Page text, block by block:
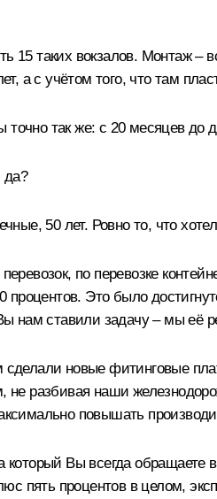
15 таких вокзалов. Монтаж –
а с учётом того, что там
так же: с 20 месяцев до
да?
50 лет. Ровно то, что
по перевозке
процентов. Это было
нам ставили задачу – мы её
новые фитинговые
не разбивая наши
повышать
который Вы всегда
пять процентов в целом,